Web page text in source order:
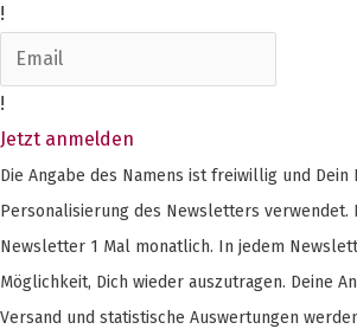
!
!
Jetzt anmelden
Die Angabe des Namens ist freiwillig und
Personalisierung des Newsletters verwendet.
Newsletter 1 Mal monatlich. In jedem
Möglichkeit, Dich wieder auszutragen. Deine
Versand und statistische Auswertungen